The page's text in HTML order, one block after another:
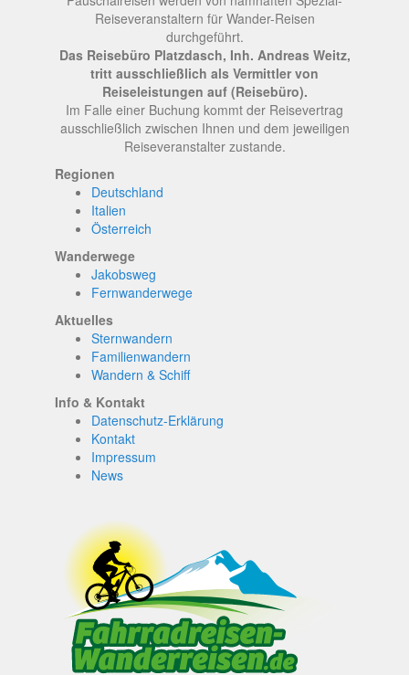
Reiseveranstaltern für Wander-Reisen
durchgeführt.
Das Reisebüro Platzdasch, Inh. Andreas Weitz,
tritt ausschließlich als Vermittler von
Reiseleistungen auf (Reisebüro).
Im Falle einer Buchung kommt der Reisevertrag
ausschließlich zwischen Ihnen und dem jeweiligen
Reiseveranstalter zustande.
Regionen
Deutschland
Italien
Österreich
Wanderwege
Jakobsweg
Fernwanderwege
Aktuelles
Sternwandern
Familienwandern
Wandern & Schiff
Info & Kontakt
Datenschutz-Erklärung
Kontakt
Impressum
News